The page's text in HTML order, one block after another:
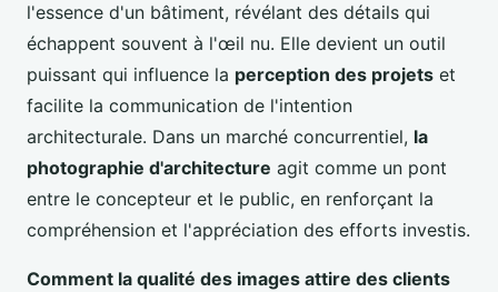
l'essence d'un bâtiment, révélant des détails qui
échappent souvent à l'œil nu. Elle devient un outil
puissant qui influence la perception des projets et
facilite la communication de l'intention
architecturale. Dans un marché concurrentiel, la
photographie d'architecture agit comme un pont
entre le concepteur et le public, en renforçant la
compréhension et l'appréciation des efforts investis.
Comment la qualité des images attire des clients